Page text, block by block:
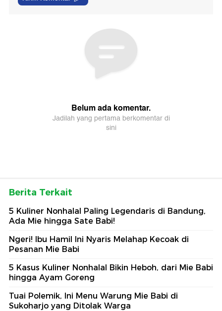
Berita Terkait
5 Kuliner Nonhalal Paling Legendaris di Bandung,
Ada Mie hingga Sate Babi!
Ngeri! Ibu Hamil Ini Nyaris Melahap Kecoak di
Pesanan Mie Babi
5 Kasus Kuliner Nonhalal Bikin Heboh, dari Mie Babi
hingga Ayam Goreng
Tuai Polemik, Ini Menu Warung Mie Babi di
Sukoharjo yang Ditolak Warga